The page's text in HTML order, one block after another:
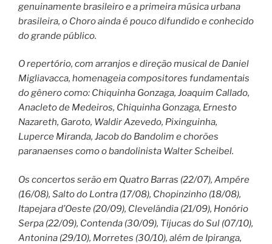
genuinamente brasileiro e a primeira música urbana
brasileira, o Choro ainda é pouco difundido e conhecido
do grande público.
O repertório, com arranjos e direção musical de Daniel
Migliavacca, homenageia compositores fundamentais
do gênero como: Chiquinha Gonzaga, Joaquim Callado,
Anacleto de Medeiros, Chiquinha Gonzaga, Ernesto
Nazareth, Garoto, Waldir Azevedo, Pixinguinha,
Luperce Miranda, Jacob do Bandolim e chorões
paranaenses como o bandolinista Walter Scheibel.
Os concertos serão em Quatro Barras (22/07), Ampére
(16/08), Salto do Lontra (17/08), Chopinzinho (18/08),
Itapejara d’Oeste (20/09), Clevelândia (21/09), Honório
Serpa (22/09), Contenda (30/09), Tijucas do Sul (07/10),
Antonina (29/10), Morretes (30/10), além de Ipiranga,